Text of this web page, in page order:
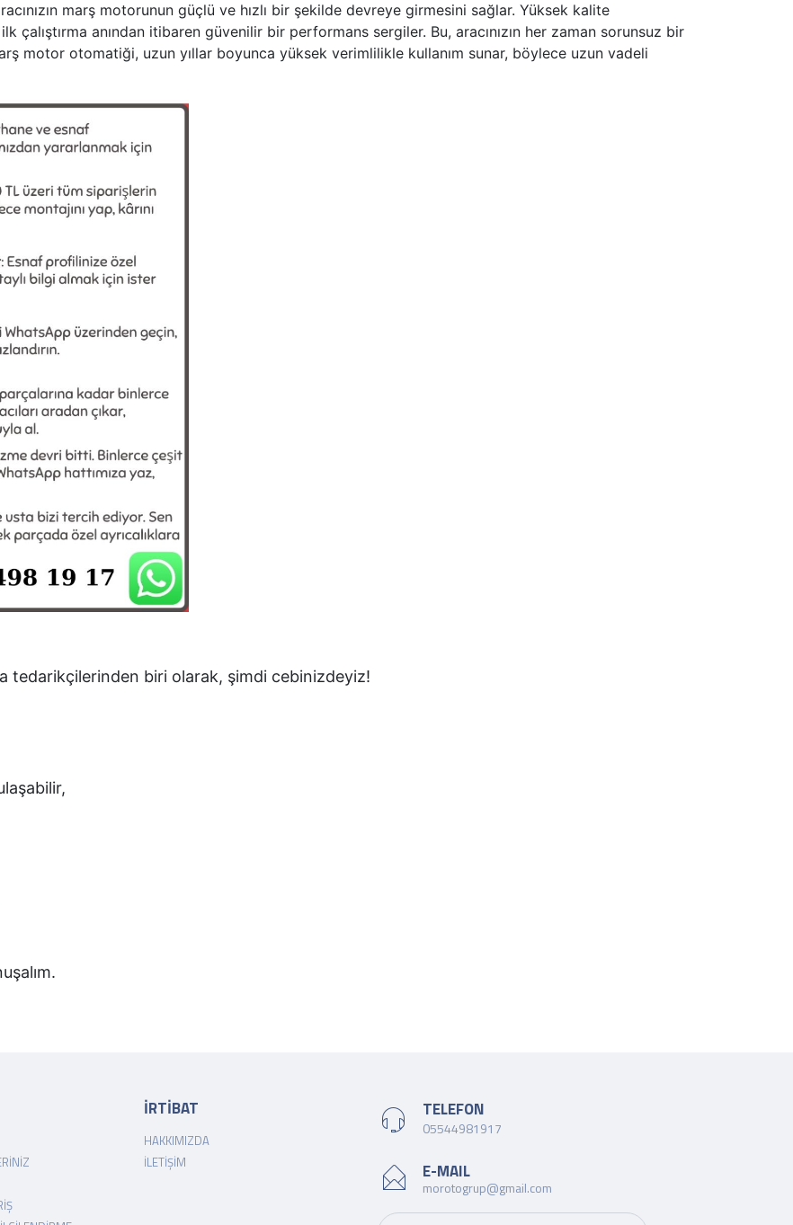
marş motorunun güçlü ve hızlı bir şekilde devreye girmesini sağlar. Yüksek kalite
çalıştırma anından itibaren güvenilir bir performans sergiler. Bu, aracınızın her zaman sorunsuz bir
motor otomatiği, uzun yıllar boyunca yüksek verimlilikle kullanım sunar, böylece uzun vadeli
tedarikçilerinden biri olarak, şimdi cebinizdeyiz!
İRTİBAT
HAKKIMIZDA
İLETIŞIM
TELEFON
05544981917
E-MAIL
morotogrup@gmail.com